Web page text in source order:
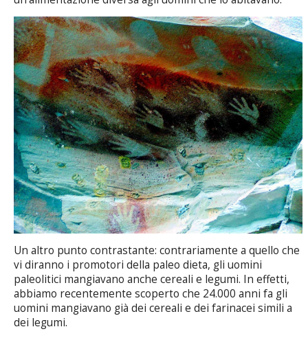
Un altro punto contrastante: contrariamente a quello che
vi diranno i promotori della paleo dieta, gli uomini
paleolitici mangiavano anche cereali e legumi. In effetti,
abbiamo recentemente scoperto che 24.000 anni fa gli
uomini mangiavano già dei cereali e dei farinacei simili a
dei legumi.